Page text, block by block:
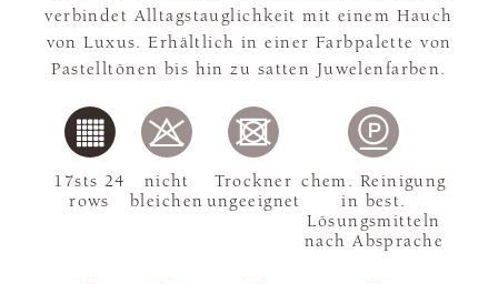
verbindet Alltagstauglichkeit mit einem Hauch
von Luxus. Erhältlich in einer Farbpalette von
Pastelltönen bis hin zu satten Juwelenfarben.
17sts 24
rows
nicht
bleichen
Trockner
ungeeignet
chem. Reinigung
in best.
Lösungsmitteln
nach Absprache